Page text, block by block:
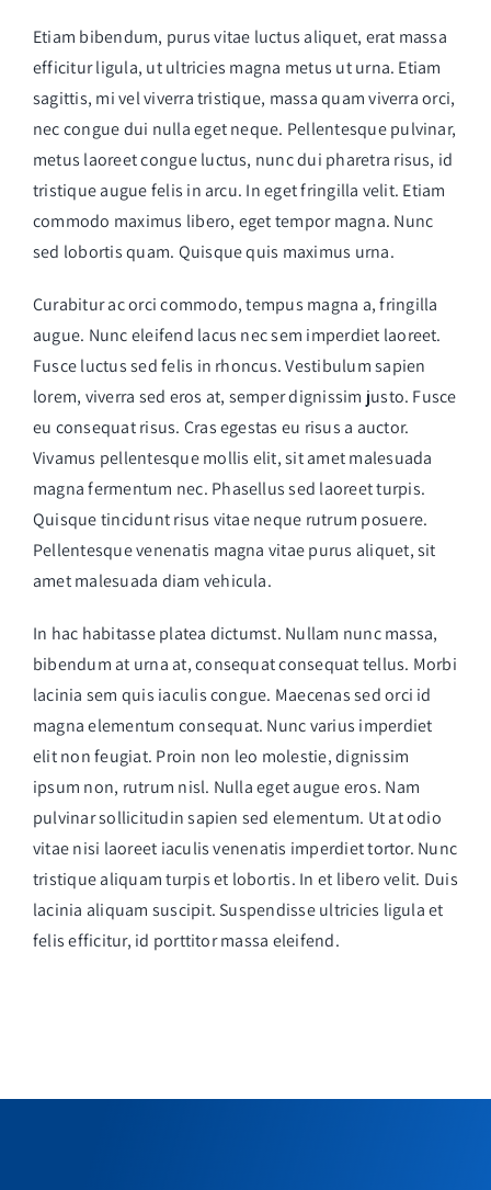
Etiam bibendum, purus vitae luctus aliquet, erat massa
efficitur ligula, ut ultricies magna metus ut urna. Etiam
sagittis, mi vel viverra tristique, massa quam viverra orci,
nec congue dui nulla eget neque. Pellentesque pulvinar,
metus laoreet congue luctus, nunc dui pharetra risus, id
tristique augue felis in arcu. In eget fringilla velit. Etiam
commodo maximus libero, eget tempor magna. Nunc
sed lobortis quam. Quisque quis maximus urna.
Curabitur ac orci commodo, tempus magna a, fringilla
augue. Nunc eleifend lacus nec sem imperdiet laoreet.
Fusce luctus sed felis in rhoncus. Vestibulum sapien
lorem, viverra sed eros at, semper dignissim justo. Fusce
eu consequat risus. Cras egestas eu risus a auctor.
Vivamus pellentesque mollis elit, sit amet malesuada
magna fermentum nec. Phasellus sed laoreet turpis.
Quisque tincidunt risus vitae neque rutrum posuere.
Pellentesque venenatis magna vitae purus aliquet, sit
amet malesuada diam vehicula.
In hac habitasse platea dictumst. Nullam nunc massa,
bibendum at urna at, consequat consequat tellus. Morbi
lacinia sem quis iaculis congue. Maecenas sed orci id
magna elementum consequat. Nunc varius imperdiet
elit non feugiat. Proin non leo molestie, dignissim
ipsum non, rutrum nisl. Nulla eget augue eros. Nam
pulvinar sollicitudin sapien sed elementum. Ut at odio
vitae nisi laoreet iaculis venenatis imperdiet tortor. Nunc
tristique aliquam turpis et lobortis. In et libero velit. Duis
lacinia aliquam suscipit. Suspendisse ultricies ligula et
felis efficitur, id porttitor massa eleifend.